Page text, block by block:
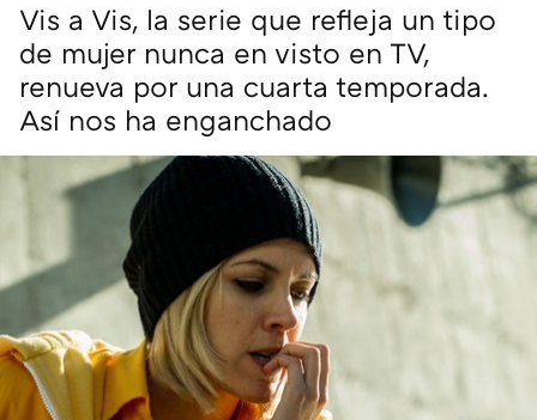
Vis a Vis, la serie que refleja un tipo
de mujer nunca en visto en TV,
renueva por una cuarta temporada.
Así nos ha enganchado